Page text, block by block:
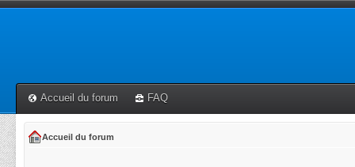
Accueil du forum FAQ
Accueil du forum